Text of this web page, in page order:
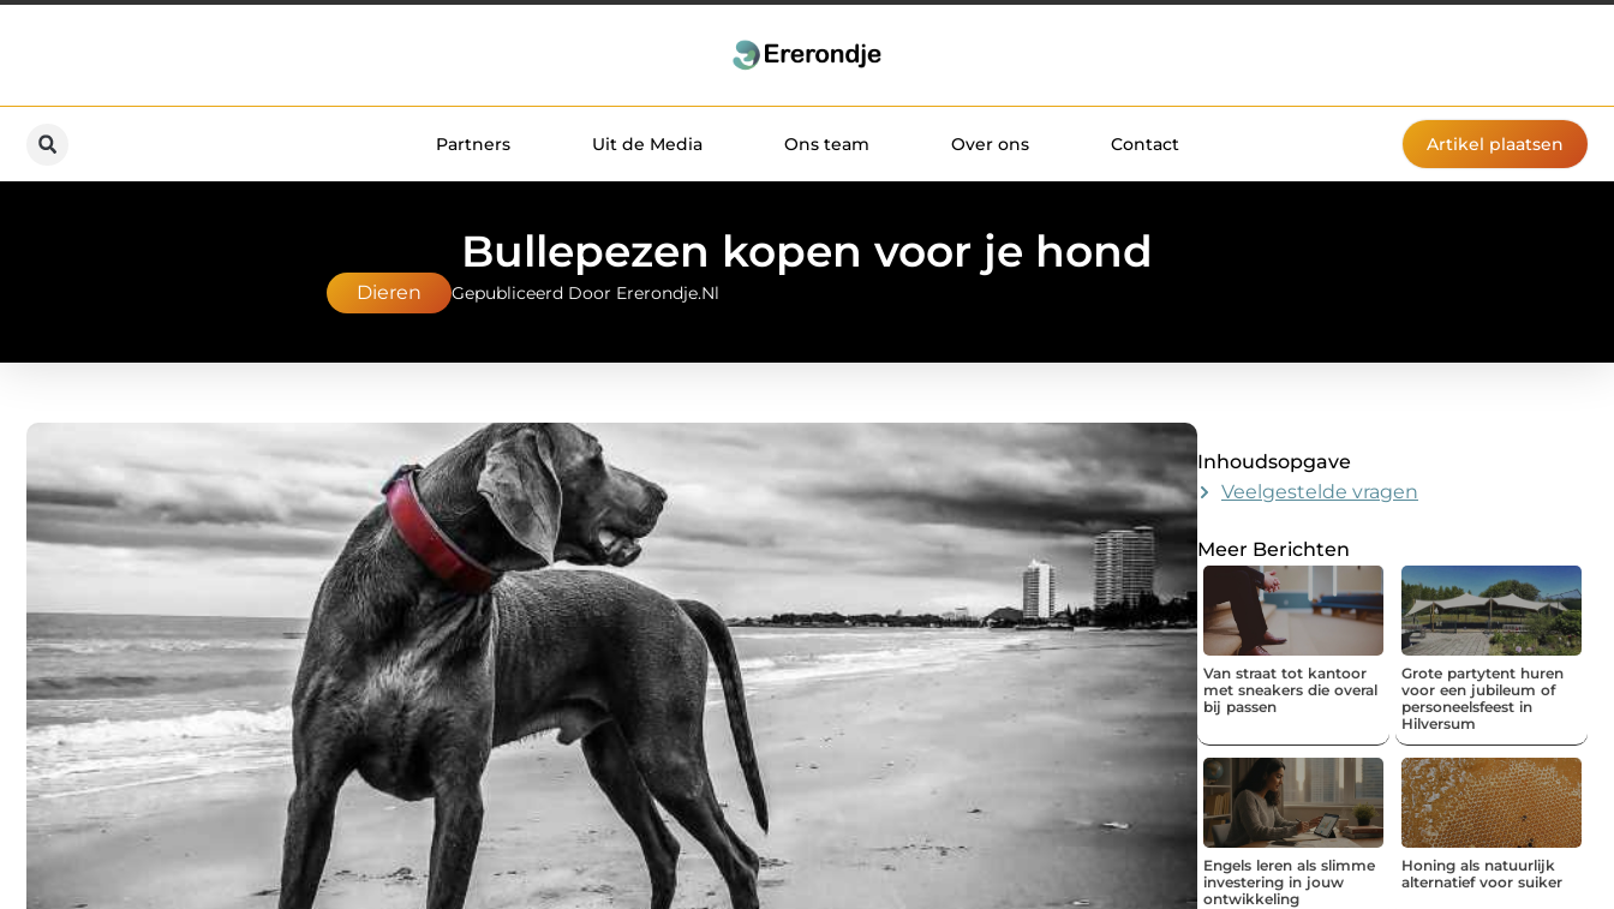
Partners Uit de Media Ons team Over ons Contact Artikel plaatsen
Bullepezen kopen voor je hond
Dieren Gepubliceerd Door Ererondje.nl
Inhoudsopgave
Veelgestelde vragen
Meer Berichten
Van straat tot kantoor
met sneakers die overal
bij passen
Grote partytent huren
voor een jubileum of
personeelsfeest in
Hilversum
Engels leren als slimme
investering in jouw
ontwikkeling
Honing als natuurlijk
alternatief voor suiker